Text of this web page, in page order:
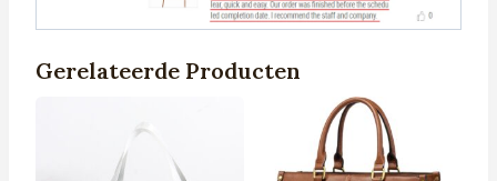
Gerelateerde Producten